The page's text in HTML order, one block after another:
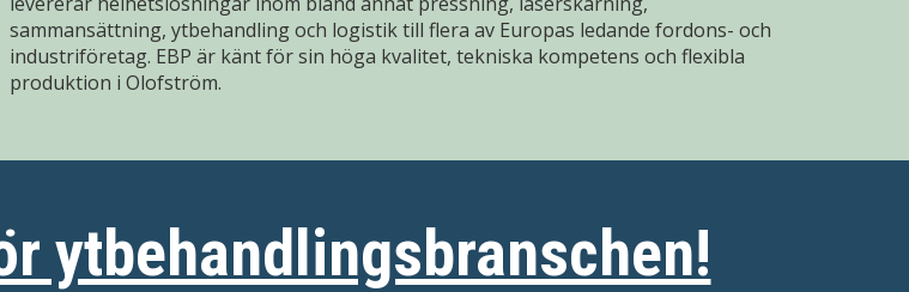
sammansättning, ytbehandling och logistik till flera av Europas ledande fordons- och
industriföretag. EBP är känt för sin höga kvalitet, tekniska kompetens och flexibla
produktion i Olofström.
ytbehandlingsbranschen!